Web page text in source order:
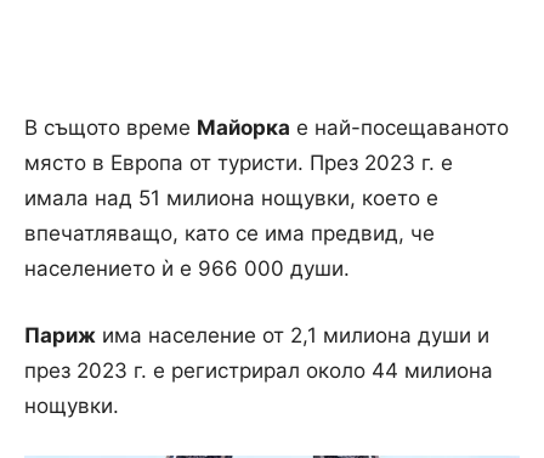
В същото време Майорка е най-посещаваното
място в Европа от туристи. През 2023 г. е
имала над 51 милиона нощувки, което е
впечатляващо, като се има предвид, че
населението ѝ е 966 000 души.
Париж има население от 2,1 милиона души и
през 2023 г. е регистрирал около 44 милиона
нощувки.